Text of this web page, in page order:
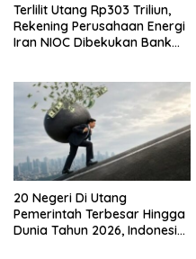
Terlilit Utang Rp303 Triliun,
Rekening Perusahaan Energi
Iran NIOC Dibekukan Bank
20 Negeri Di Utang
Pemerintah Terbesar Hingga
Dunia Tahun 2026, Indonesia